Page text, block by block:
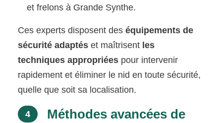
et frelons à Grande Synthe.
Ces experts disposent deséquipements de
sécurité adaptés et maîtrisent les
techniques appropriées pour intervenir
rapidement et éliminer le nid en toute sécurité,
quelle que soit sa localisation.
4
Méthodes avancées de